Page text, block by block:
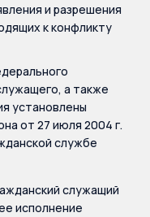
и разрешения
к конфликту
а также
установлены
от 27 июля 2004 г.
службе
служащий
исполнение